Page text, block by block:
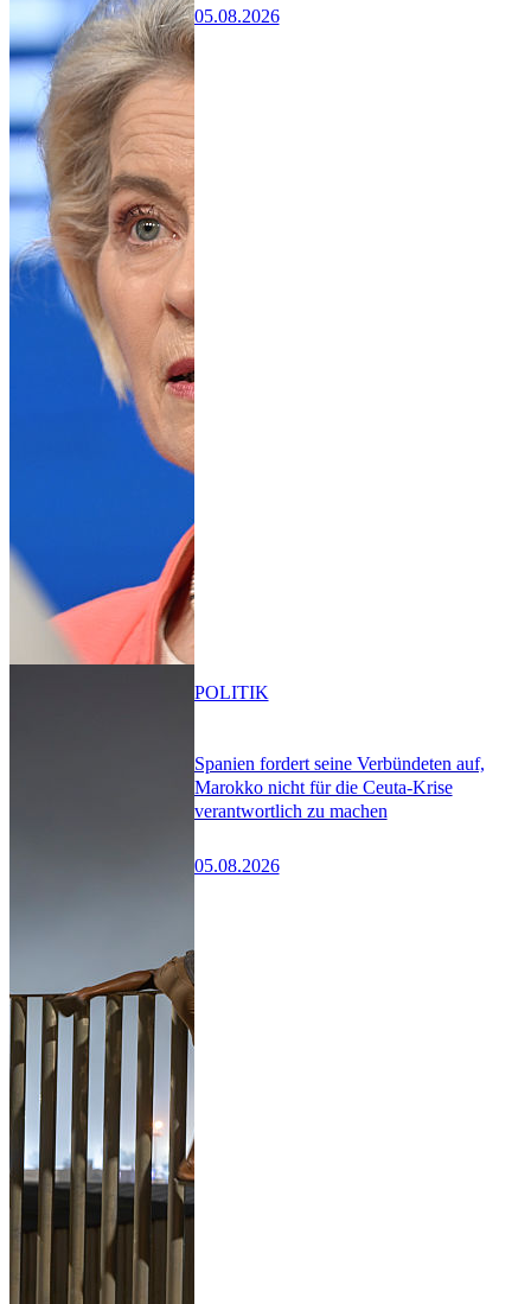
05.08.2026
Spanien fordert seine Verbündeten auf,
Marokko nicht für die Ceuta-Krise
verantwortlich zu machen
05.08.2026
POLITIK